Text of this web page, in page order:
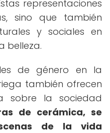
representaciones
sino que también
y sociales en
belleza.
de género en la
también ofrecen
sobre la sociedad
de cerámica, se
de la vida